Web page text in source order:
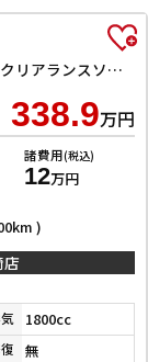
ハイブリッドS－G バックカメラ ナビ TV クリアランスソナー オートクルーズコントロール レーンアシスト 衝突被害軽減システム 両側電動スライドドア オートマチックハイビーム オートライト
338.9万円
諸費用(税込)
12万円
)
店
1800cc
無